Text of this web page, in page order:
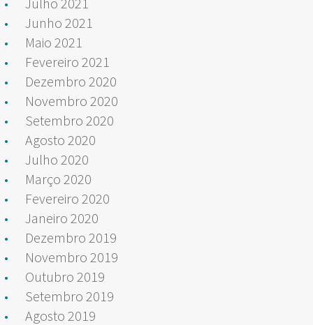
Junho 2021
Maio 2021
Fevereiro 2021
Dezembro 2020
Novembro 2020
Setembro 2020
Agosto 2020
Julho 2020
Março 2020
Fevereiro 2020
Janeiro 2020
Dezembro 2019
Novembro 2019
Outubro 2019
Setembro 2019
Agosto 2019